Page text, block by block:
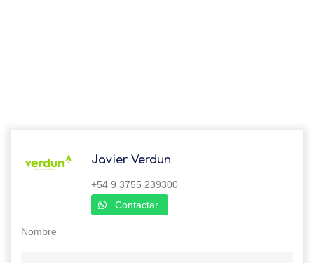
Javier Verdun
+54 9 3755 239300
Contactar
Nombre